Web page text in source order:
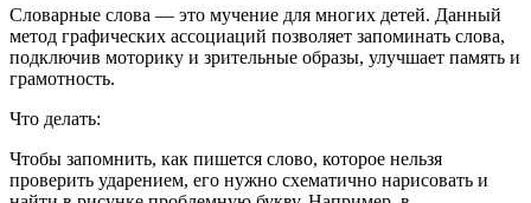
Словарные слова — это мучение для многих детей. Данный
метод графических ассоциаций позволяет запоминать слова,
подключив моторику и зрительные образы, улучшает память и
грамотность.
Что делать:
Чтобы запомнить, как пишется слово, которое нельзя
проверить ударением, его нужно схематично нарисовать и